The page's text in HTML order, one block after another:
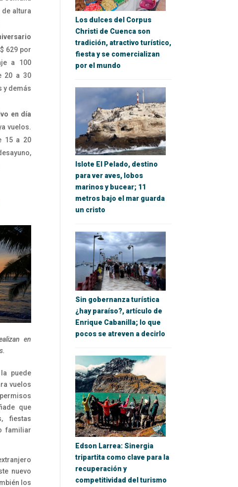
altura
629 por
a 100
20 a 30
y demás
en día
vuelos.
15 a 20
en
puede
vuelos
que
fiestas
familiar
nuevo
los
Los dulces del Corpus
Christi de Cuenca son
tradición, atractivo turístico,
fiesta y se comercializan
por el mundo
Islote El Pelado, destino
para ver aves, lobos
marinos y bucear; 11
metros bajo el mar guarda
un cristo
Sin gobernanza turística
¿hay paraíso?, artículo de
Enrique Cabanilla; lo que
pocos se atreven a decirlo
Edson Larrea: Sinergia
tripartita como clave para la
recuperación y
competitividad del turismo